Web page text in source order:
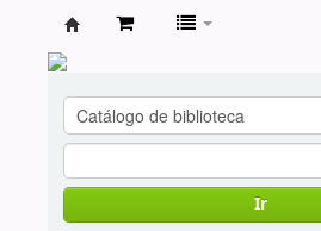
cendoc
Ir